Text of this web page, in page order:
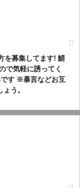
を募集してます! 鯖
で気軽に誘ってく
す ※暴言などお互
う。